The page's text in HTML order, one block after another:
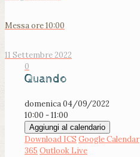
Messa ore 10:00
11 Settembre 2022
0
Quando
domenica 04/09/2022
10:00 - 11:00
Aggiungi al calendario
Download ICS Google Calendar
365 Outlook Live